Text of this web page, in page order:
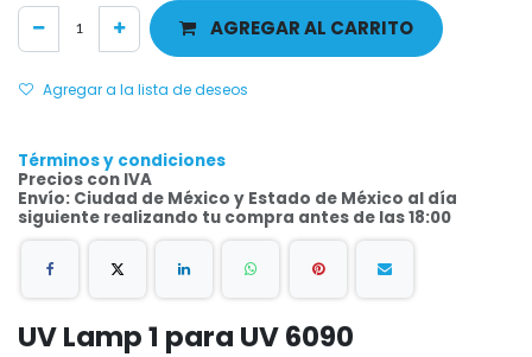
AGREGAR AL CARRITO
Agregar a la lista de deseos
Términos y condiciones
Precios con IVA
Envío: Ciudad de México y Estado de México al día
siguiente realizando tu compra antes de las 18:00
UV Lamp 1 para UV 6090